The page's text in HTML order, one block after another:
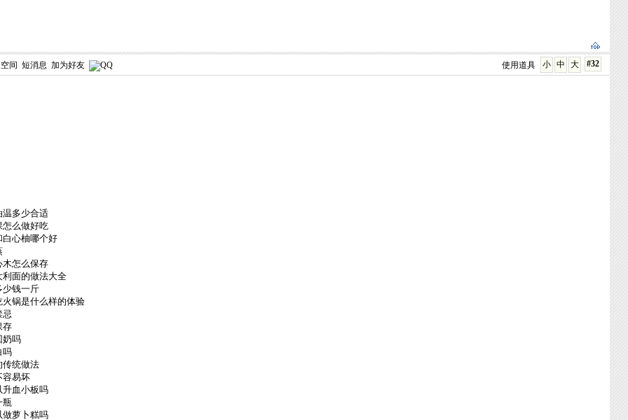
#32
大
中
小
使用道具
间 短消息 加为好友
温多少合适
怎么做好吃
白心柚哪个好
木怎么保存
面的做法大全
少钱一斤
锅是什么样的体验
忌
存
奶吗
吗
传统做法
容易坏
升血小板吗
瓶
做萝卜糕吗